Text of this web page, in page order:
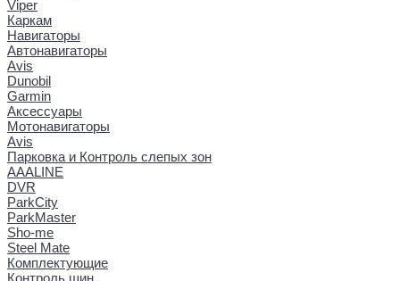
Viper
Каркам
Навигаторы
Автонавигаторы
Avis
Dunobil
Garmin
Аксессуары
Мотонавигаторы
Avis
Парковка и Контроль слепых зон
AAALINE
DVR
ParkCity
ParkMaster
Sho-me
Steel Mate
Комплектующие
Контроль шин